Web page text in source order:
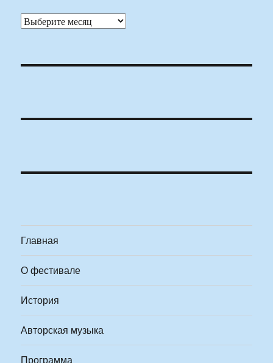
Архивы
Главная
О фестивале
История
Авторская музыка
Программа